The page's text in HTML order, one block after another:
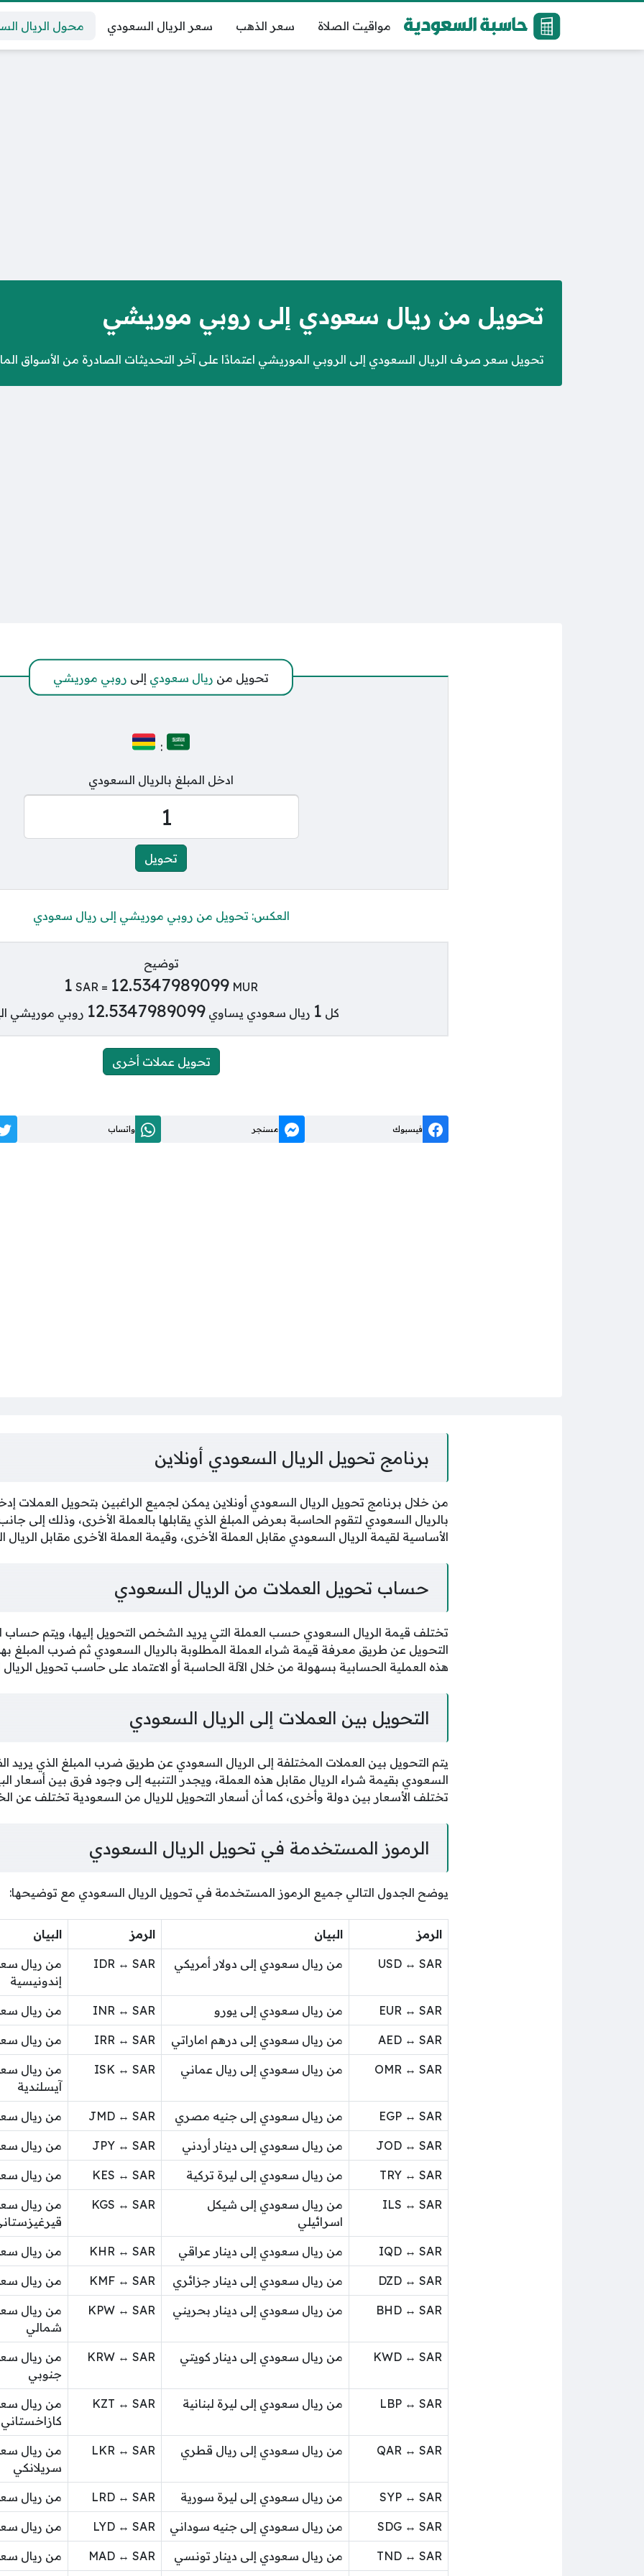
مواقيت الصلاة سعر الذهب سعر الريال السعودي محول الريال
تحويل من ريال سعودي إلى روبي موريشي
تحويل سعر صرف الريال السعودي إلى الروبي الموريشي اعتمادًا على آخر التحديثات الصادرة من الأسواق
تحويل من ريال سعودي إلى روبي موريشي
:
ادخل المبلغ بالريال السعودي
العكس: تحويل من روبي موريشي إلى ريال سعودي
توضيح
1 SAR = 12.5347989099 MUR
كل 1 ريال سعودي يساوي12.5347989099 روبي موريشي
تحويل عملات أخرى
فيسبوك مسنجر واتساب
برنامج تحويل الريال السعودي أونلاين
من خلال برنامج تحويل الريال السعودي أونلاين يمكن لجميع الراغبين بتحويل العملات
بالريال السعودي لتقوم الحاسبة بعرض المبلغ الذي يقابلها بالعملة الأخرى، وذلك إلى
الأساسية لقيمة الريال السعودي مقابل العملة الأخرى، وقيمة العملة الأخرى مقابل الريال
حساب تحويل العملات من الريال السعودي
تختلف قيمة الريال السعودي حسب العملة التي يريد الشخص التحويل إليها، ويتم حساب
التحويل عن طريق معرفة قيمة شراء العملة المطلوبة بالريال السعودي ثم ضرب المبلغ
هذه العملية الحسابية بسهولة من خلال الآلة الحاسبة أو الاعتماد على حاسب تحويل الريال
التحويل بين العملات إلى الريال السعودي
يتم التحويل بين العملات المختلفة إلى الريال السعودي عن طريق ضرب المبلغ الذي يريد
السعودي بقيمة شراء الريال مقابل هذه العملة، ويجدر التنبيه إلى وجود فرق بين أسعار
تختلف الأسعار بين دولة وأخرى، كما أن أسعار التحويل للريال من السعودية تختلف عن
الرموز المستخدمة في تحويل الريال السعودي
يوضح الجدول التالي جميع الرموز المستخدمة في تحويل الريال السعودي مع توضيحها:
الرمز البيان الرمز البيان
USD ↔ SAR من ريال سعودي إلى دولار أمريكي IDR ↔ SAR
من ريال
إندونيسية
EUR ↔ SAR من ريال سعودي إلى يورو INR ↔ SAR من ريال
AED ↔ SAR من ريال سعودي إلى درهم اماراتي IRR ↔ SAR من ريال
OMR ↔ SAR من ريال سعودي إلى ريال عماني ISK ↔ SAR
من ريال
آيسلندية
EGP ↔ SAR من ريال سعودي إلى جنيه مصري JMD ↔ SAR من ريال
JOD ↔ SAR من ريال سعودي إلى دينار أردني JPY ↔ SAR من ريال
TRY ↔ SAR من ريال سعودي إلى ليرة تركية KES ↔ SAR من ريال
ILS ↔ SAR
من ريال سعودي إلى شيكل
اسرائيلي
KGS ↔ SAR
من ريال
IQD ↔ SAR من ريال سعودي إلى دينار عراقي KHR ↔ SAR من ريال
DZD ↔ SAR من ريال سعودي إلى دينار جزائري KMF ↔ SAR من ريال
BHD ↔ SAR من ريال سعودي إلى دينار بحريني KPW ↔ SAR
من ريال
شمالي
KWD ↔ SAR من ريال سعودي إلى دينار كويتي KRW ↔ SAR
من ريال
جنوبي
LBP ↔ SAR من ريال سعودي إلى ليرة لبنانية KZT ↔ SAR
من ريال
كازاخستاني
QAR ↔ SAR من ريال سعودي إلى ريال قطري LKR ↔ SAR
من ريال
سريلانكي
SYP ↔ SAR من ريال سعودي إلى ليرة سورية LRD ↔ SAR من ريال
SDG ↔ SAR من ريال سعودي إلى جنيه سوداني LYD ↔ SAR من ريال
TND ↔ SAR من ريال سعودي إلى دينار تونسي MAD ↔ SAR من ريال